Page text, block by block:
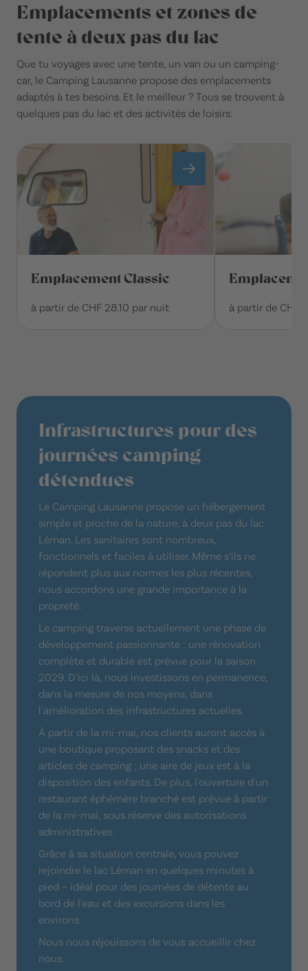
Emplacements et zones de
tente à deux pas du lac
Que tu voyages avec une tente, un van ou un camping-
car, le Camping Lausanne propose des emplacements
adaptés à tes besoins. Et le meilleur ? Tous se trouvent à
quelques pas du lac et des activités de loisirs.
Emplacement Classic
à partir de CHF 28.10 par nuit à partir de CHF
Infrastructures pour des
journées camping
détendues
Le Camping Lausanne propose un hébergement
simple et proche de la nature, à deux pas du lac
Léman. Les sanitaires sont nombreux,
fonctionnels et faciles à utiliser. Même s’ils ne
répondent plus aux normes les plus récentes,
nous accordons une grande importance à la
propreté.
Le camping traverse actuellement une phase de
développement passionnante : une rénovation
complète et durable est prévue pour la saison
2029. D'ici là, nous investissons en permanence,
dans la mesure de nos moyens, dans
l'amélioration des infrastructures actuelles.
À partir de la mi-mai, nos clients auront accès à
une boutique proposant des snacks et des
articles de camping ; une aire de jeux est à la
disposition des enfants. De plus, l'ouverture d'un
restaurant éphémère branché est prévue à partir
de la mi-mai, sous réserve des autorisations
administratives.
Grâce à sa situation centrale, vous pouvez
rejoindre le lac Léman en quelques minutes à
pied – idéal pour des journées de détente au
bord de l'eau et des excursions dans les
environs.
Nous nous réjouissons de vous accueillir chez
nous.